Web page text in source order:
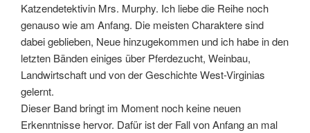
Katzendetektivin Mrs. Murphy. Ich liebe die Reihe noch
genauso wie am Anfang. Die meisten Charaktere sind
dabei geblieben, Neue hinzugekommen und ich habe in den
letzten Bänden einiges über Pferdezucht, Weinbau,
Landwirtschaft und von der Geschichte West-Virginias
gelernt.
Dieser Band bringt im Moment noch keine neuen
Erkenntnisse hervor. Dafür ist der Fall von Anfang an mal